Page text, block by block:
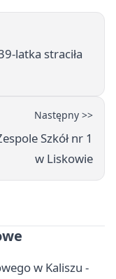
latka straciła
Następny >>
Szkół nr 1
w Liskowie
w Kaliszu -